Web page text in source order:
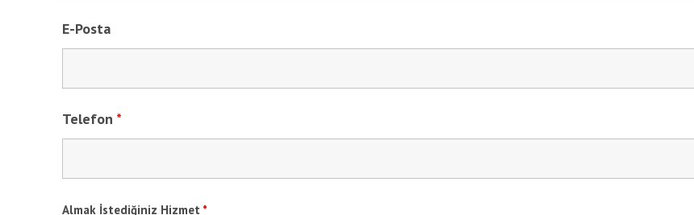
E-Posta
Telefon *
Almak İstediğiniz Hizmet *